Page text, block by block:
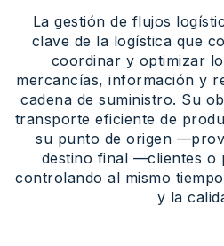
La gestión de flujos
clave de la logística que
coordinar y optimizar
mercancías, información y
cadena de suministro. Su
transporte eficiente de
su punto de origen
destino final —clientes o
controlando al mismo
y la